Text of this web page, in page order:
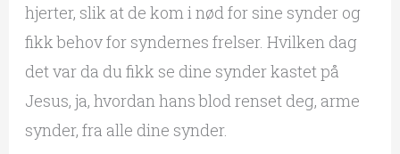
hjerter, slik at de kom i nød for sine synder og
fikk behov for syndernes frelser. Hvilken dag
det var da du fikk se dine synder kastet på
Jesus, ja, hvordan hans blod renset deg, arme
synder, fra alle dine synder.